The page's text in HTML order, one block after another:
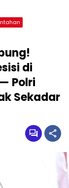
di
Polri
Sekadar